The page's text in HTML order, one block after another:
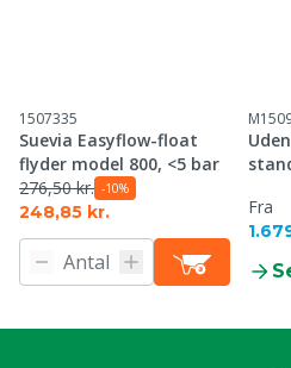
1507335
Suevia Easyflow-float
flyder model 800, <5 bar
276,50 kr. -10%
248,85 kr.
Fra